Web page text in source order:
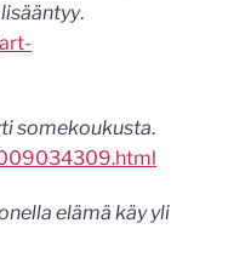
.
somekoukusta.
elämä käy yli